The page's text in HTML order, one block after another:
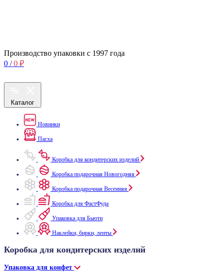
Производство упаковки с 1997 года
0 / 0 ₽
Каталог
Новинки
Пасха
Коробка для кондитерских изделий
Коробка подарочная Новогодняя
Коробка подарочная Весенняя
Коробка для ФастФуда
Упаковка для Бьюти
Наклейки, бирки, ленты
Коробка для кондитерских изделий
Упаковка для конфет